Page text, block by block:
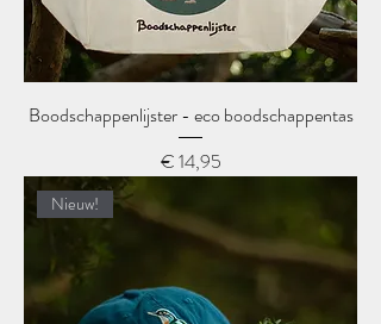
Boodschappenlijster - eco boodschappentas
Prijs
€ 14,95
Nieuw!